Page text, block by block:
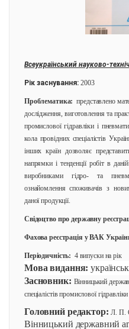
Всеукраїнський науково-
Рік заснування: 2003
Проблематика: представлено
дослідження, виготовлення та
промислової гідравліки і
кола провідних спеціалістів
інших країн дозволяє
напрямки і тенденції робіт в
виробниками гідро- та
ознайомлення споживачів з
даної продукції.
Свідоцтво про державну
Фахова реєстрація у ВАК
Періодичність: 4 випуски на рік
Мова видання:
Засновник: Вінницький
спеціалістів промислової
Головний редактор:Л. П.
Вінницький державний